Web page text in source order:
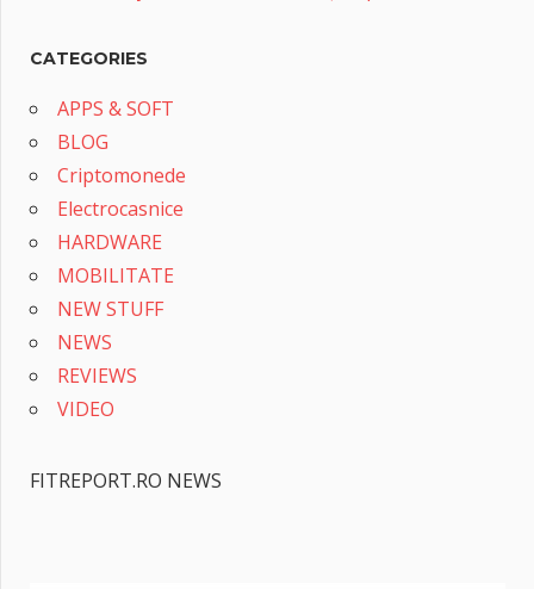
CATEGORIES
APPS & SOFT
BLOG
Criptomonede
Electrocasnice
HARDWARE
MOBILITATE
NEW STUFF
NEWS
REVIEWS
VIDEO
FITREPORT.RO NEWS